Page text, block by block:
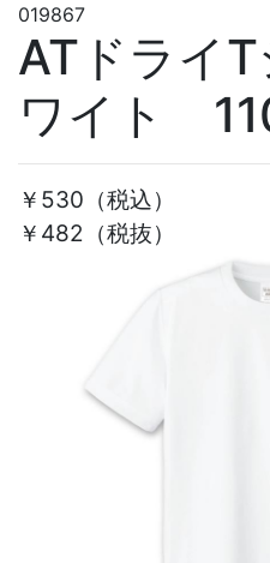
019867
ATドライ
ワイト
￥530 （税込）
￥482（税抜）